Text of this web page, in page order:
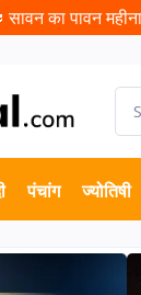
सावन का पावन
पंचांग ज्योतिषी